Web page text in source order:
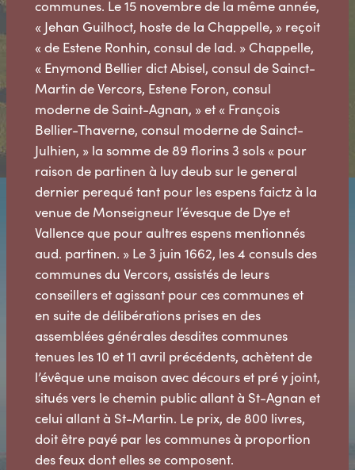
communes. Le 15 novembre de la même année,
« Jehan Guilhoct, hoste de la Chappelle, » reçoit
« de Estene Ronhin, consul de lad. » Chappelle,
« Enymond Bellier dict Abisel, consul de Sainct-
Martin de Vercors, Estene Foron, consul
moderne de Saint-Agnan, » et « François
Bellier-Thaverne, consul moderne de Sainct-
Julhien, » la somme de 89 florins 3 sols « pour
raison de partinen à luy deub sur le general
dernier perequé tant pour les espens faictz à la
venue de Monseigneur l’évesque de Dye et
Vallence que pour aultres espens mentionnés
aud. partinen. » Le 3 juin 1662, les 4 consuls des
communes du Vercors, assistés de leurs
conseillers et agissant pour ces communes et
en suite de délibérations prises en des
assemblées générales desdites communes
tenues les 10 et 11 avril précédents, achètent de
l’évêque une maison avec décours et pré y joint,
situés vers le chemin public allant à St-Agnan et
celui allant à St-Martin. Le prix, de 800 livres,
doit être payé par les communes à proportion
des feux dont elles se composent.